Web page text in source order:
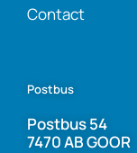
Contact
Postbus
Postbus 54
7470 AB GOOR